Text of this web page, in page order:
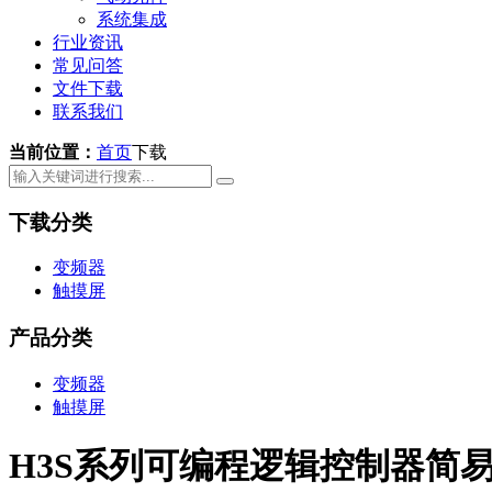
系统集成
行业资讯
常见问答
文件下载
联系我们
当前位置： 首页下载
下载分类
变频器
触摸屏
产品分类
变频器
触摸屏
H3S系列可编程逻辑控制器简